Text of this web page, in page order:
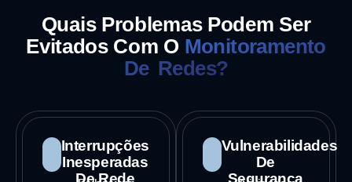
Quais Problemas Podem Ser
Evitados Com O Monitoramento
De Redes?
Interrupções
Inesperadas
De Rede
Vulnerabilidades
De
Segurança